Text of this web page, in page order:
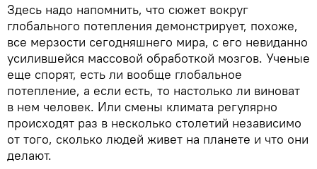
Здесь надо напомнить, что сюжет вокруг
глобального потепления демонстрирует, похоже,
все мерзости сегодняшнего мира, с его невиданно
усилившейся массовой обработкой мозгов. Ученые
еще спорят, есть ли вообще глобальное
потепление, а если есть, то настолько ли виноват
в нем человек. Или смены климата регулярно
происходят раз в несколько столетий независимо
от того, сколько людей живет на планете и что они
делают.